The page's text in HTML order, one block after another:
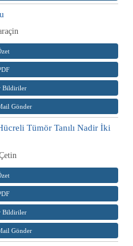
Bildiriler
Gönder
Tümör Tanılı Nadir İki
Bildiriler
Gönder